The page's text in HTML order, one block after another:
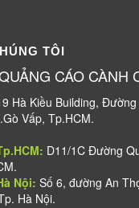
TÔI
CÁO CÀNH
Hà Kiều Building,
Vấp, Tp.HCM.
D11/1C Đường
Nội: Số 6, đường An
Hà Nội.